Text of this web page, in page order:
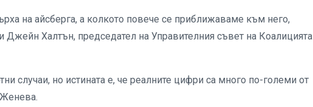
на айсберга, а колкото повече се приближаваме към него,
Халтън, председател на Управителния съвет на Коалицията
случаи, но истината е, че реалните цифри са много по-големи от
Женева.